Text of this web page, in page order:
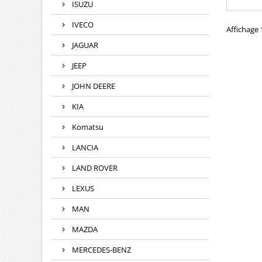
ISUZU
IVECO
JAGUAR
JEEP
JOHN DEERE
KIA
Komatsu
LANCIA
LAND ROVER
LEXUS
MAN
MAZDA
MERCEDES-BENZ
Affichage